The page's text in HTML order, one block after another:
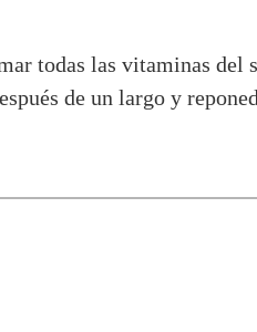
todas las vitaminas
de un largo y